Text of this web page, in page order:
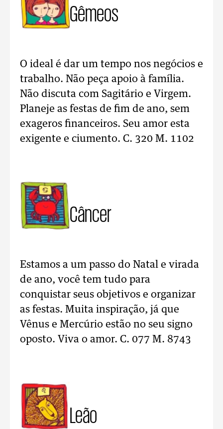
Gêmeos
O ideal é dar um tempo nos negócios e
trabalho. Não peça apoio à família.
Não discuta com Sagitário e Virgem.
Planeje as festas de fim de ano, sem
exageros financeiros. Seu amor esta
exigente e ciumento. C. 320 M. 1102
Câncer
Estamos a um passo do Natal e virada
de ano, você tem tudo para
conquistar seus objetivos e organizar
as festas. Muita inspiração, já que
Vênus e Mercúrio estão no seu signo
oposto. Viva o amor. C. 077 M. 8743
Leão